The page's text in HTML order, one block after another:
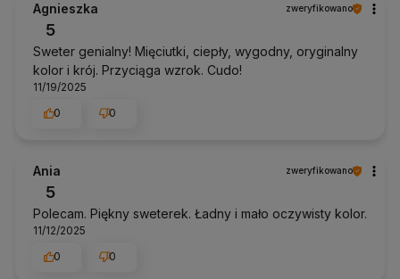
Agnieszka zweryfikowano
5
Sweter genialny! Mięciutki, ciepły, wygodny, oryginalny
kolor i krój. Przyciąga wzrok. Cudo!
11/19/2025
0
0
Ania zweryfikowano
5
Polecam. Piękny sweterek. Ładny i mało oczywisty kolor.
11/12/2025
0
0